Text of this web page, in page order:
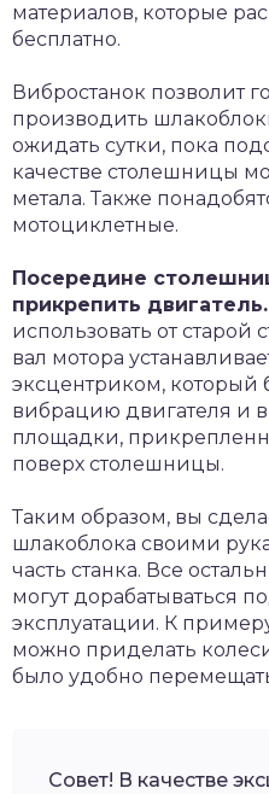
материалов, которые
бесплатно.
Вибростанок позволит
производить
ожидать сутки, пока
качестве столешницы
метала. Также
мотоциклетные.
Посередине
прикрепить двигатель.
использовать от
вал мотора
эксцентриком, который
вибрацию двигателя и
площадки,
поверх столешницы.
Таким образом, вы
шлакоблока своими
часть станка. Все
могут дорабатываться
эксплуатации. К
можно приделать
было удобно
Совет! В качестве